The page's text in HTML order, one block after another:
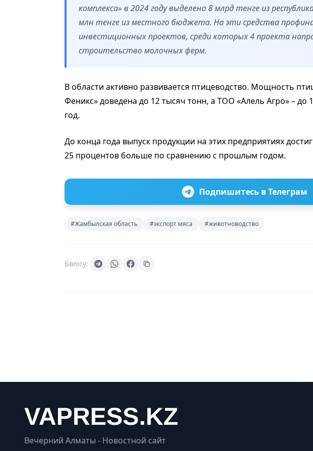
комплекса» в 2024 году выделено 8 млрд тенге из
млн тенге из местного бюджета. На эти средства
инвестиционных проектов, среди которых 4 проекта
строительство молочных ферм.
В области активно развивается птицеводство. Мощность
Феникс» доведена до 12 тысяч тонн, а ТОО «Алель Агро» – до
год.
До конца года выпуск продукции на этих предприятиях
25 процентов больше по сравнению с прошлым годом.
Подпишитесь в Телеграм
#Жамбылская область #экспорт мяса #животноводство
Бөлісу:
Вечерний Алматы - Новостной сайт